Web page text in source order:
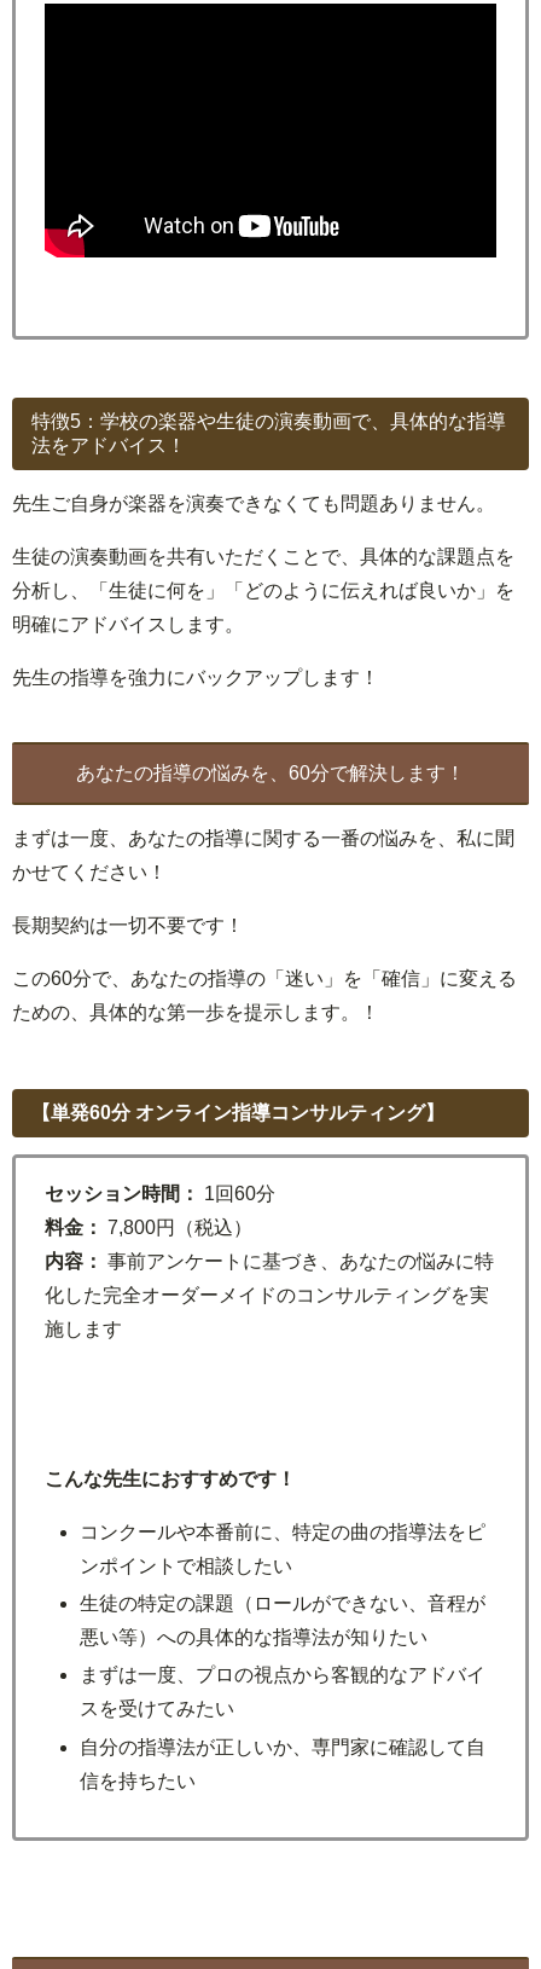
特徴5：学校の楽器や生徒の演奏動画で、具体的な指導
法をアドバイス！
先生ご自身が楽器を演奏できなくても問題ありません。
生徒の演奏動画を共有いただくことで、具体的な課題点を
分析し、「生徒に何を」「どのように伝えれば良いか」を
明確にアドバイスします。
先生の指導を強力にバックアップします！
あなたの指導の悩みを、60分で解決します！
まずは一度、あなたの指導に関する一番の悩みを、私に聞
かせてください！
長期契約は一切不要です！
この60分で、あなたの指導の「迷い」を「確信」に変える
ための、具体的な第一歩を提示します。！
【単発60分 オンライン指導コンサルティング】
セッション時間：
1回60分
料金： 7,800円（税込）
内容： 事前アンケートに基づき、あなたの悩みに特
化した完全オーダーメイドのコンサルティングを実
施します
こんな先生におすすめです！
コンクールや本番前に、特定の曲の指導法をピ
ンポイントで相談したい
生徒の特定の課題（ロールができない、音程が
悪い等）への具体的な指導法が知りたい
まずは一度、プロの視点から客観的なアドバイ
スを受けてみたい
自分の指導法が正しいか、専門家に確認して自
信を持ちたい